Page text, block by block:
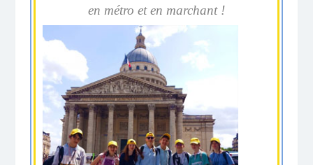
en métro et en marchant !